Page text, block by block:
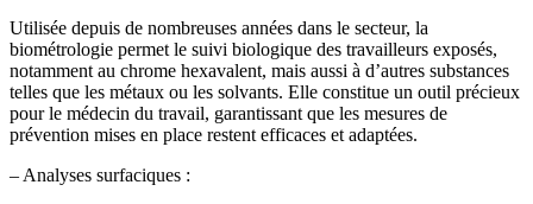
Utilisée depuis de nombreuses années dans le secteur, la
biométrologie permet le suivi biologique des travailleurs exposés,
notamment au chrome hexavalent, mais aussi à d’autres substances
telles que les métaux ou les solvants. Elle constitue un outil précieux
pour le médecin du travail, garantissant que les mesures de
prévention mises en place restent efficaces et adaptées.
– Analyses surfaciques :